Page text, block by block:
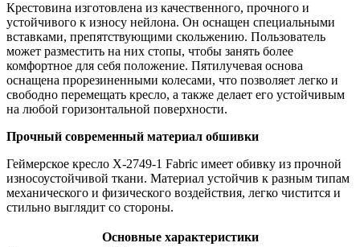
Крестовина изготовлена из качественного, прочного и
устойчивого к износу нейлона. Он оснащен специальными
вставками, препятствующими скольжению. Пользователь
может разместить на них стопы, чтобы занять более
комфортное для себя положение. Пятилучевая основа
оснащена прорезиненными колесами, что позволяет легко и
свободно перемещать кресло, а также делает его устойчивым
на любой горизонтальной поверхности.
Прочный современный материал обшивки
Геймерское кресло X-2749-1 Fabric имеет обивку из прочной
износоустойчивой ткани. Материал устойчив к разным типам
механического и физического воздействия, легко чистится и
стильно выглядит со стороны.
Основные характеристики